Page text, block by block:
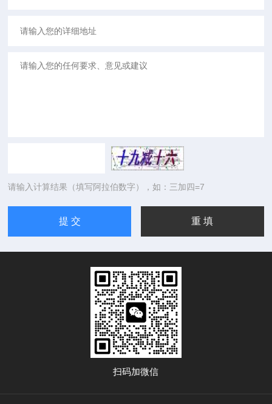
请输入计算结果（填写阿拉伯数字），如：三加四=7
扫码加微信